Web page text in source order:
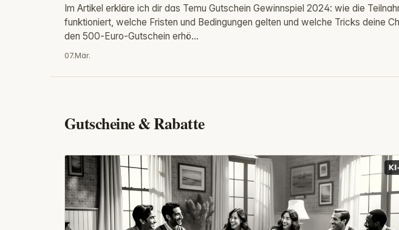
Im Artikel erkläre ich dir das Temu Gutschein Gewinnspiel 2024: wie die
funktioniert, welche Fristen und Bedingungen gelten und welche Tricks deine
den 500‑Euro‑Gutschein erhö...
07.Mär.
Gutscheine & Rabatte